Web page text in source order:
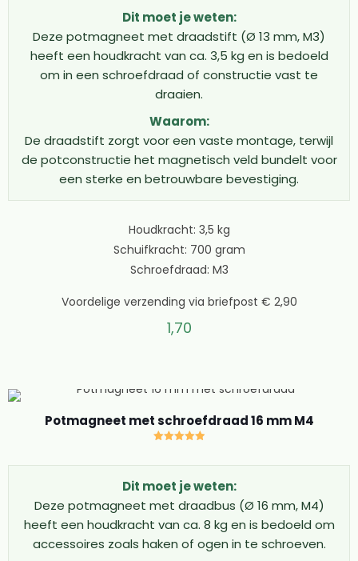
13mm variant met M3 draadeinde biedt 3,5 kilo
houdkracht en is ideaal voor iets zwaardere objecten.
Voor meer kracht kies je de 16mm potmagneet met
schroefdraad met M4 draadeinde, die maar liefst 8 kilo
kan dragen. De 20mm magneet met draadeinde levert
13 kilo houdkracht en is geschikt voor zware
toepassingen. De grootste variant van 25mm met M5
schroefdraad biedt een indrukwekkende 25 kilo
houdkracht voor de zwaarste klussen.
De houdkracht van een potmagneet schroefdraad
wordt bepaald door verschillende factoren. De
op een dik stalen oppervlak onder ideale
omstandigheden. In de praktijk kan de kracht lager
dit is de kracht die nodig is om de magneet zijdelings te
verschuiven. Deze is altijd lager dan de houdkracht. Het
draadeinde van elke potmagneet met schroefdraad is
Kleinere magneten hebben M3 schroefdraad, terwijl
grotere magneten M4 of M5 krijgen voor extra
stevigheid. De magneten zijn gemaakt van
hoogwaardige neodymium en hebben een sterke
vernikkeling die bescherming biedt tegen roest en
Dit moet je weten:
Deze potmagneet met draadstift (Ø 13 mm, M3)
heeft een houdkracht van ca. 3,5 kg en is bedoeld
om in een schroefdraad of constructie vast te
draaien.
Waarom:
De draadstift zorgt voor een vaste montage, terwijl
de potconstructie het magnetisch veld bundelt voor
een sterke en betrouwbare bevestiging.
Houdkracht: 3,5 kg
Schuifkracht: 700 gram
Schroefdraad: M3
Voordelige verzending via briefpost € 2,90
1,70
Potmagneet met schroefdraad 16 mm M4
Dit moet je weten:
Deze potmagneet met draadbus (Ø 16 mm, M4)
heeft een houdkracht van ca. 8 kg en is bedoeld om
accessoires zoals haken of ogen in te schroeven.